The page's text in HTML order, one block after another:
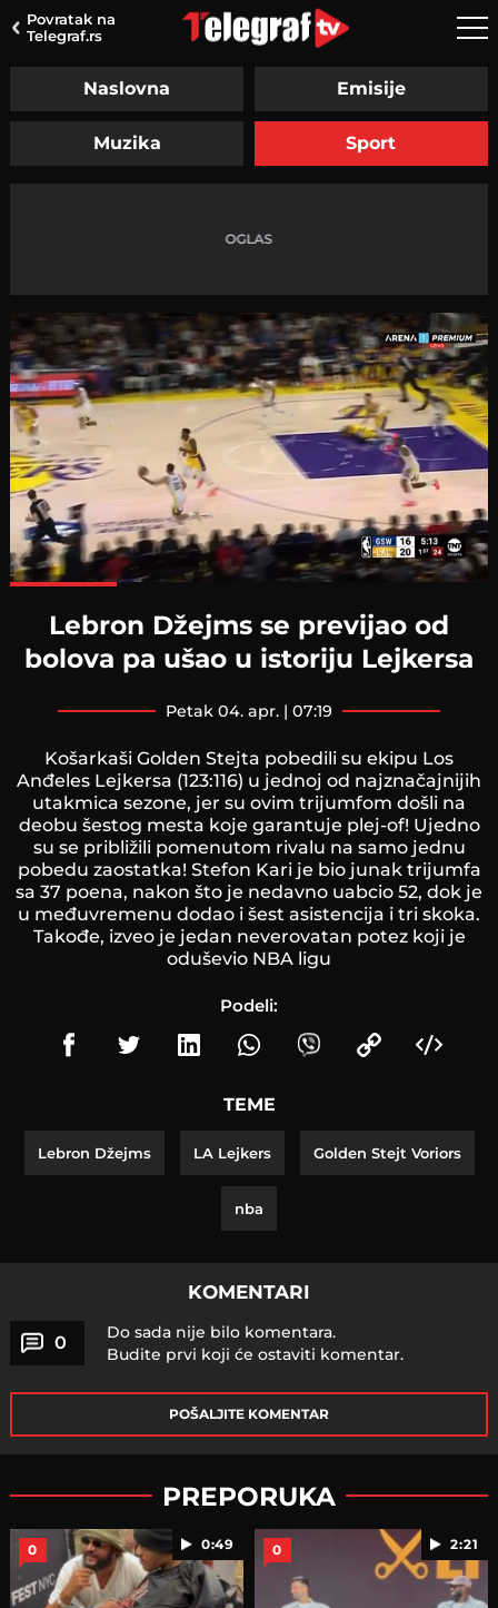
Povratak na
Telegraf.rs
Naslovna Emisije
Muzika Sport
Lebron Džejms se previjao od
bolova pa ušao u istoriju Lejkersa
petak 04. apr. | 07:19
Košarkaši Golden Stejta pobedili su ekipu Los
Anđeles Lejkersa (123:116) u jednoj od najznačajnijih
utakmica sezone, jer su ovim trijumfom došli na
deobu šestog mesta koje garantuje plej-of! Ujedno
su se približili pomenutom rivalu na samo jednu
pobedu zaostatka! Stefon Kari je bio junak trijumfa
sa 37 poena, nakon što je nedavno uabcio 52, dok je
u međuvremenu dodao i šest asistencija i tri skoka.
Takođe, izveo je jedan neverovatan potez koji je
oduševio NBA ligu
Podeli:
TEME
Lebron Džejms LA Lejkers Golden Stejt Voriors
nba
KOMENTARI
0
Do sada nije bilo komentara.
Budite prvi koji će ostaviti komentar.
POŠALJITE KOMENTAR
PREPORUKA
0:49
0 2:21
0